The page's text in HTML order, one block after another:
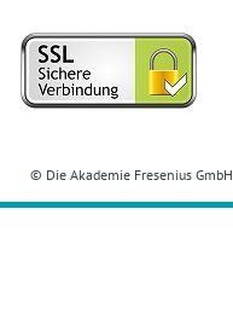
© Die Akademie Fresenius GmbH